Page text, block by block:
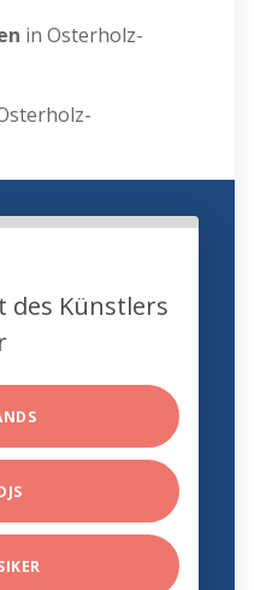
in Osterholz-
des Künstlers